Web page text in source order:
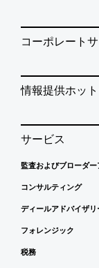
コーポレート
情報提供ホッ
サービス
監査およびブローダー
コンサルティング
ディールアドバイザリ
フォレンジック
税務